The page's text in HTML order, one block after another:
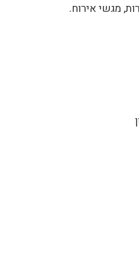
מגשי אירוח.